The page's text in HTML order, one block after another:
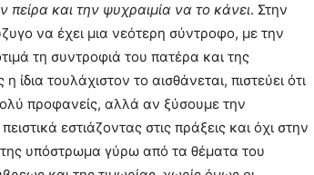
πείρα και την ψυχραιμία να το κάνει. Στην
να έχει μια νεότερη σύντροφο, με την
τη συντροφιά του πατέρα και της
τουλάχιστον το αισθάνεται, πιστεύει ότι
προφανείς, αλλά αν ξύσουμε την
εστιάζοντας στις πράξεις και όχι στην
της υπόστρωμα γύρω από τα θέματα του